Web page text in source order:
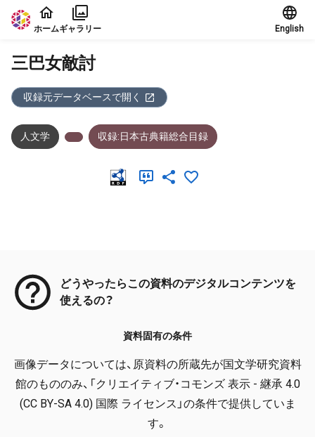
本文に飛ぶ
ホームギャラリー English
三巴女敵討
収録元データベースで開く
人文学 収録:日本古典籍総合目録
どうやったらこの資料のデジタルコンテンツを
使えるの？
資料固有の条件
画像データについては、原資料の所蔵先が国文学研究資料
館のもののみ、「クリエイティブ・コモンズ 表示 - 継承 4.0
(CC BY-SA 4.0) 国際 ライセンス」の条件で提供していま
す。